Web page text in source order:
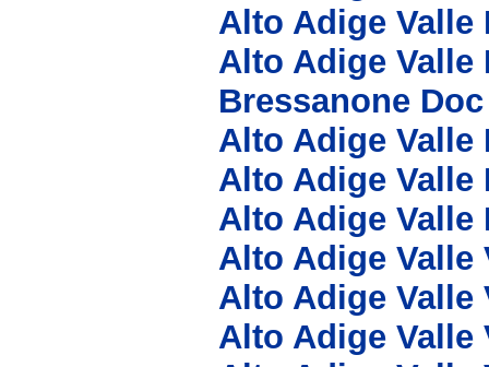
Alto Adige Valle
Alto Adige Valle
Bressanone Doc
Alto Adige Valle
Alto Adige Valle
Alto Adige Valle
Alto Adige Valle
Alto Adige Valle
Alto Adige Valle